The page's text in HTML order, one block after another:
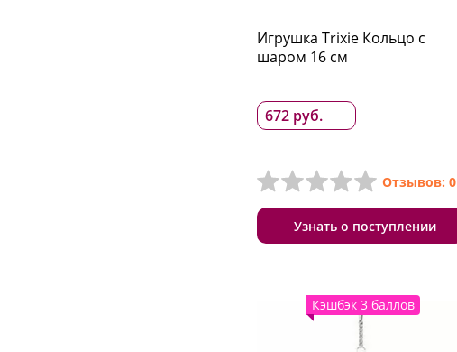
Игрушка Trixie Кольцо с
шаром 16 см
672 руб.
Отзывов: 0
Узнать о поступлении
Кэшбэк 3 баллов